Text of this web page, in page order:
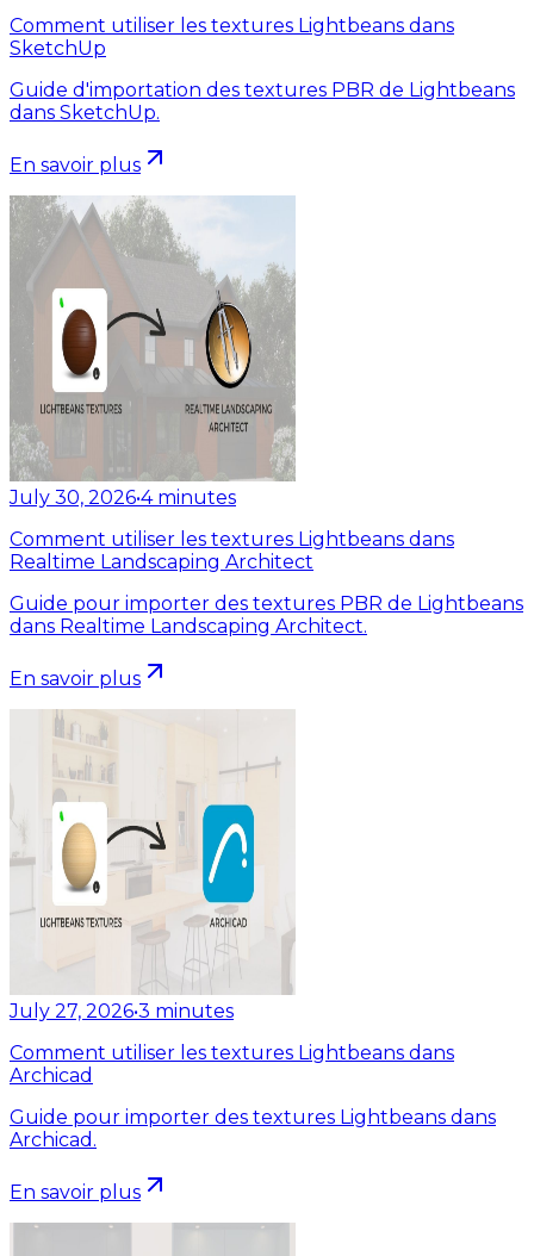
Comment utiliser les textures Lightbeans dans
SketchUp
Guide d'importation des textures PBR de Lightbeans
dans SketchUp.
En savoir plus
July 30, 2026•4 minutes
Comment utiliser les textures Lightbeans dans
Realtime Landscaping Architect
Guide pour importer des textures PBR de Lightbeans
dans Realtime Landscaping Architect.
En savoir plus
July 27, 2026•3 minutes
Comment utiliser les textures Lightbeans dans
Archicad
Guide pour importer des textures Lightbeans dans
Archicad.
En savoir plus